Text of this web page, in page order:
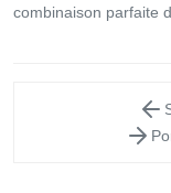
combinaison parfaite